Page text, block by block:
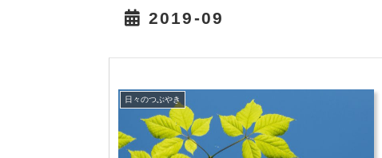
2019-09
日々のつぶやき